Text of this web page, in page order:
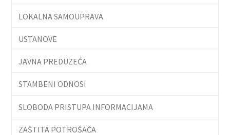
LOKALNA SAMOUPRAVA
USTANOVE
JAVNA PREDUZEĆA
STAMBENI ODNOSI
SLOBODA PRISTUPA INFORMACIJAMA
ZAŠTITA POTROŠAČA